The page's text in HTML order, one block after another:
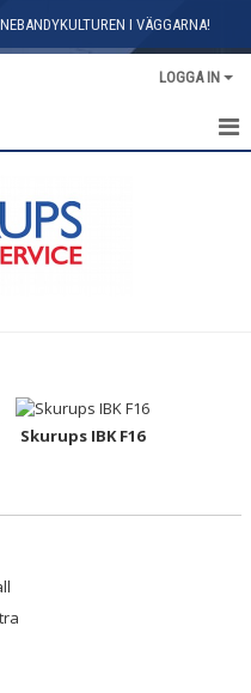
I VÄGGARNA!
LOGGA IN
Skurups IBK F16